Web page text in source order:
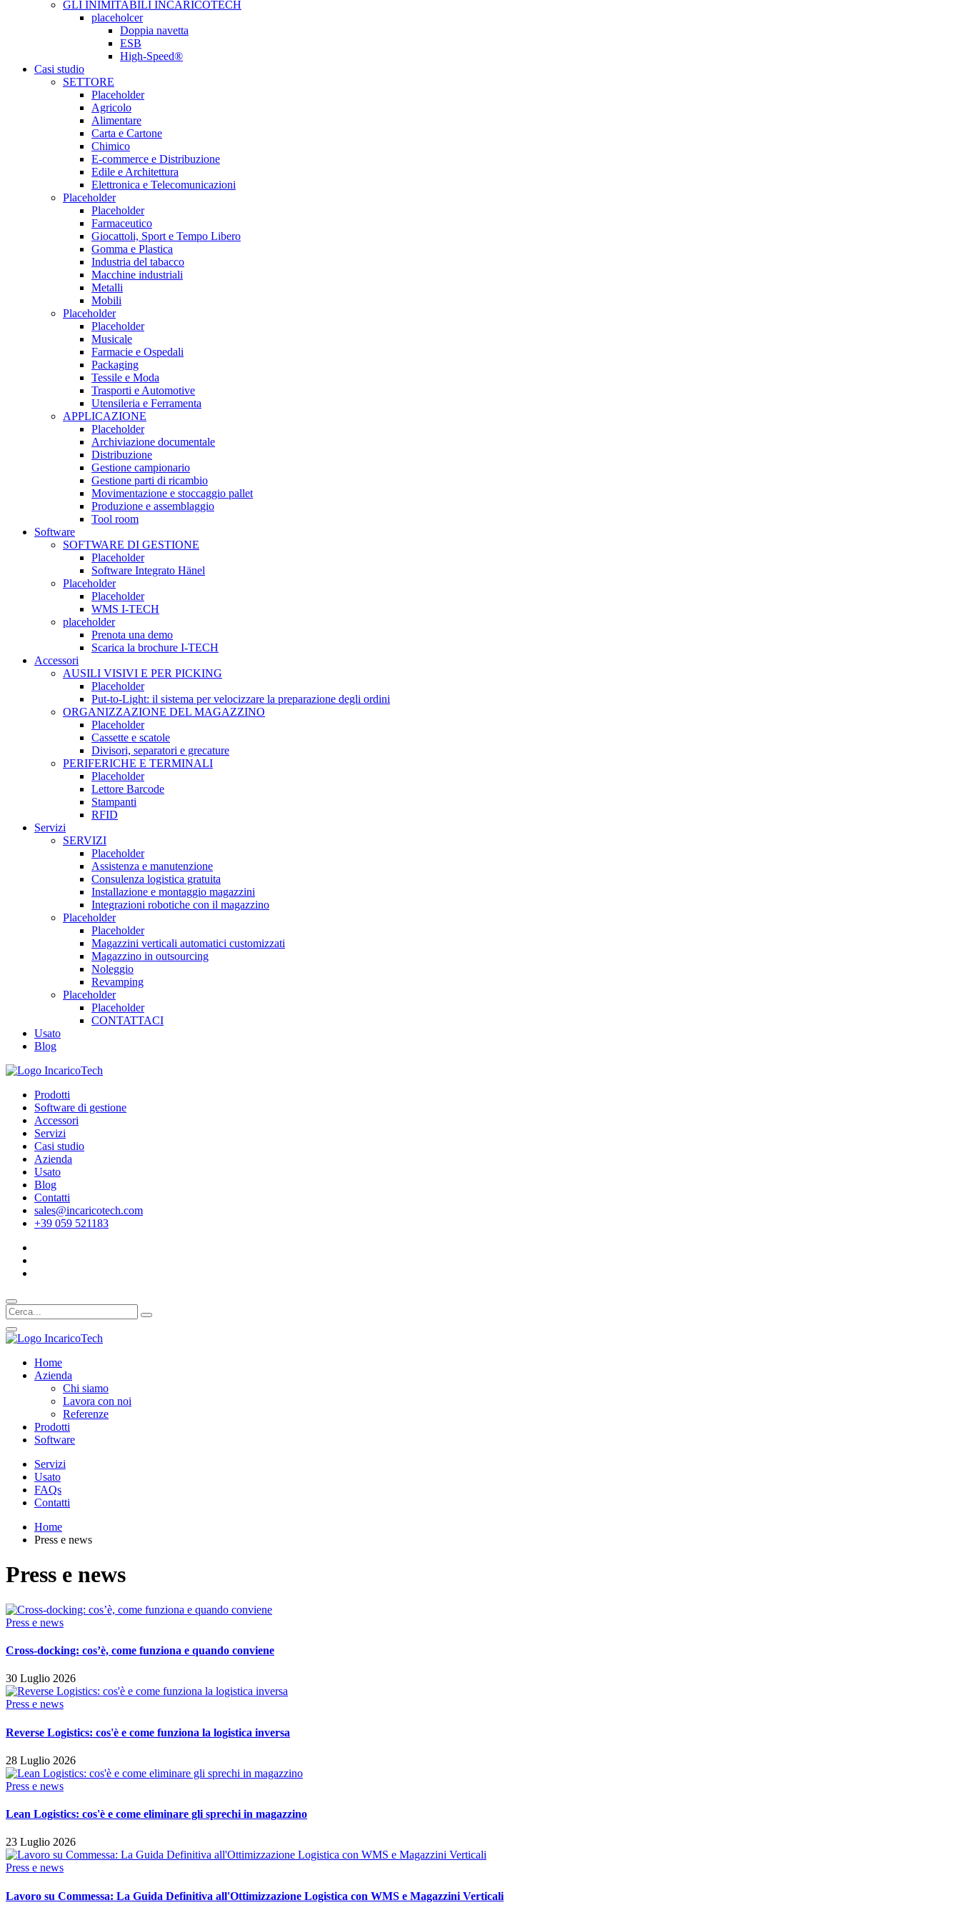
GLI INIMITABILI INCARICOTECH
placeholcer
Doppia navetta
ESB
High-Speed®
Casi studio
SETTORE
Placeholder
Agricolo
Alimentare
Carta e Cartone
Chimico
E-commerce e Distribuzione
Edile e Architettura
Elettronica e Telecomunicazioni
Placeholder
Placeholder
Farmaceutico
Giocattoli, Sport e Tempo Libero
Gomma e Plastica
Industria del tabacco
Macchine industriali
Metalli
Mobili
Placeholder
Placeholder
Musicale
Farmacie e Ospedali
Packaging
Tessile e Moda
Trasporti e Automotive
Utensileria e Ferramenta
APPLICAZIONE
Placeholder
Archiviazione documentale
Distribuzione
Gestione campionario
Gestione parti di ricambio
Movimentazione e stoccaggio pallet
Produzione e assemblaggio
Tool room
Software
SOFTWARE DI GESTIONE
Placeholder
Software Integrato Hänel
Placeholder
Placeholder
WMS I-TECH
placeholder
Prenota una demo
Scarica la brochure I-TECH
Accessori
AUSILI VISIVI E PER PICKING
Placeholder
Put-to-Light: il sistema per velocizzare la preparazione degli ordini
ORGANIZZAZIONE DEL MAGAZZINO
Placeholder
Cassette e scatole
Divisori, separatori e grecature
PERIFERICHE E TERMINALI
Placeholder
Lettore Barcode
Stampanti
RFID
Servizi
SERVIZI
Placeholder
Assistenza e manutenzione
Consulenza logistica gratuita
Installazione e montaggio magazzini
Integrazioni robotiche con il magazzino
Placeholder
Placeholder
Magazzini verticali automatici customizzati
Magazzino in outsourcing
Noleggio
Revamping
Placeholder
Placeholder
CONTATTACI
Usato
Blog
Prodotti
Software di gestione
Accessori
Servizi
Casi studio
Azienda
Usato
Blog
Contatti
sales@incaricotech.com
+39 059 521183
Home
Azienda
Chi siamo
Lavora con noi
Referenze
Prodotti
Software
Servizi
Usato
FAQs
Contatti
Home
Press e news
Press e news
Press e news
Cross-docking: cos’è, come funziona e quando conviene
30 Luglio 2026
Press e news
Reverse Logistics: cos'è e come funziona la logistica inversa
28 Luglio 2026
Press e news
Lean Logistics: cos'è e come eliminare gli sprechi in magazzino
23 Luglio 2026
Press e news
Lavoro su Commessa: La Guida Definitiva all'Ottimizzazione Logistica con WMS e Magazzini Verticali